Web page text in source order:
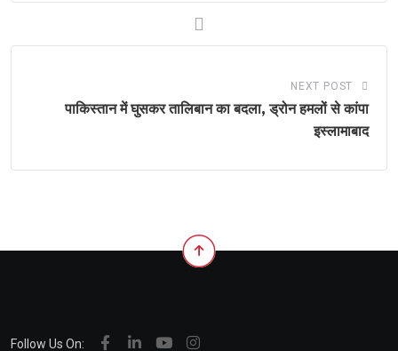
NEXT POST
पाकिस्तान में घुसकर तालिबान का बदला, ड्रोन हमलों से कांपा
इस्लामाबाद
Follow Us On: